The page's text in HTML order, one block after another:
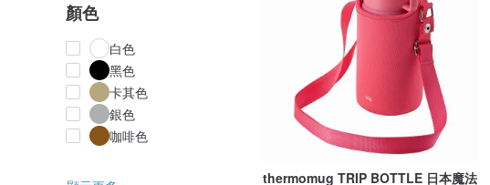
顏色
白色
黑色
卡其色
銀色
咖啡色
thermomug TRIP BOTTLE 日本魔法